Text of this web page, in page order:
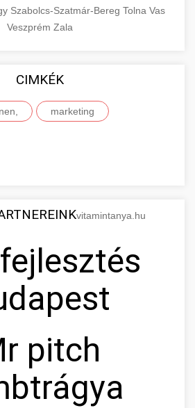
Szabolcs-Szatmár-Bereg Tolna Vas
Veszprém Zala
CIMKÉK
marketing
vitamintanya.hu
pitch